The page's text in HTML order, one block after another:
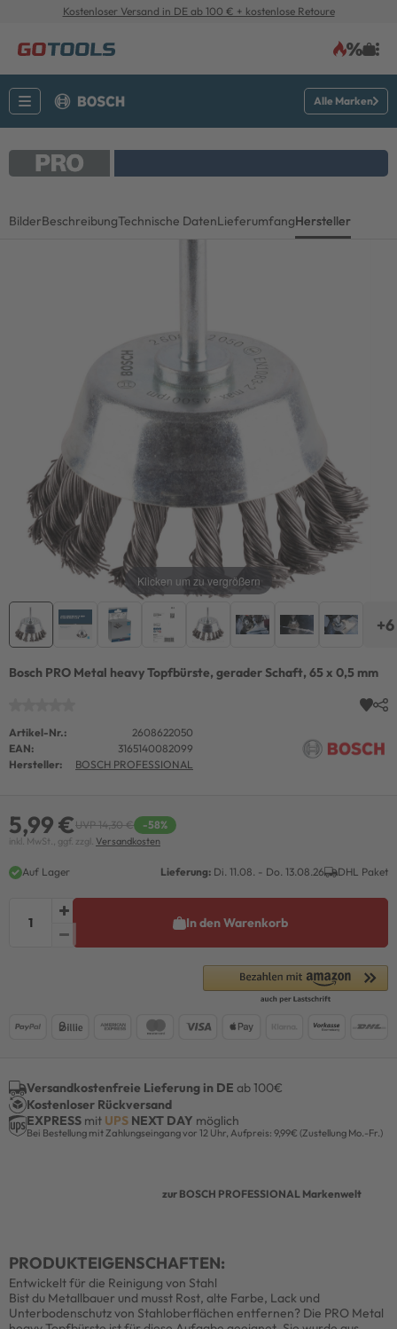
Kostenloser Versand in DE ab 100 € + kostenlose Retoure
Alle Marken
BilderBeschreibungTechnische DatenLieferumfangHersteller
Klicken um zu vergrößern
+6
Bosch PRO Metal heavy Topfbürste, gerader Schaft, 65 x 0,5 mm
Artikel-Nr.:
2608622050
EAN:
3165140082099
Hersteller:
BOSCH PROFESSIONAL
5,99 €UVP 14,30 € -58%
inkl. MwSt., ggf. zzgl. Versandkosten
Auf Lager Lieferung: Di. 11.08. - Do. 13.08.26 DHL Paket
In den Warenkorb
Versandkostenfreie Lieferung in DE ab 100€
Kostenloser Rückversand
EXPRESS mit UPS NEXT DAY möglich
Bei Bestellung mit Zahlungseingang vor 12 Uhr, Aufpreis: 9,99€ (Zustellung Mo.-Fr.)
zur BOSCH PROFESSIONAL Markenwelt
PRODUKTEIGENSCHAFTEN:
Entwickelt für die Reinigung von Stahl
Bist du Metallbauer und musst Rost, alte Farbe, Lack und
Unterbodenschutz von Stahloberflächen entfernen? Die PRO Metal